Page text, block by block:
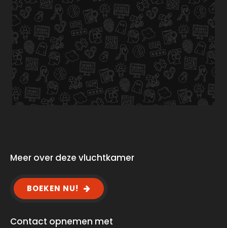
Meer over deze vluchtkamer
BOEKEN NU!
Contact opnemen met